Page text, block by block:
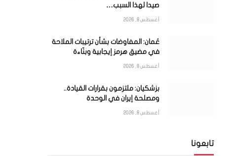
صيدا لهذا السبب…
أغسطس 8, 2026
عُمان: المفاوضات بشأن ترتيبات الملاحة
في مضيق هرمز إيجابية وبنّاءة
أغسطس 8, 2026
بزشكيان: ملتزمون بقرارات القيادة..
ومصلحة إيران في الوحدة
أغسطس 8, 2026
تابعونا